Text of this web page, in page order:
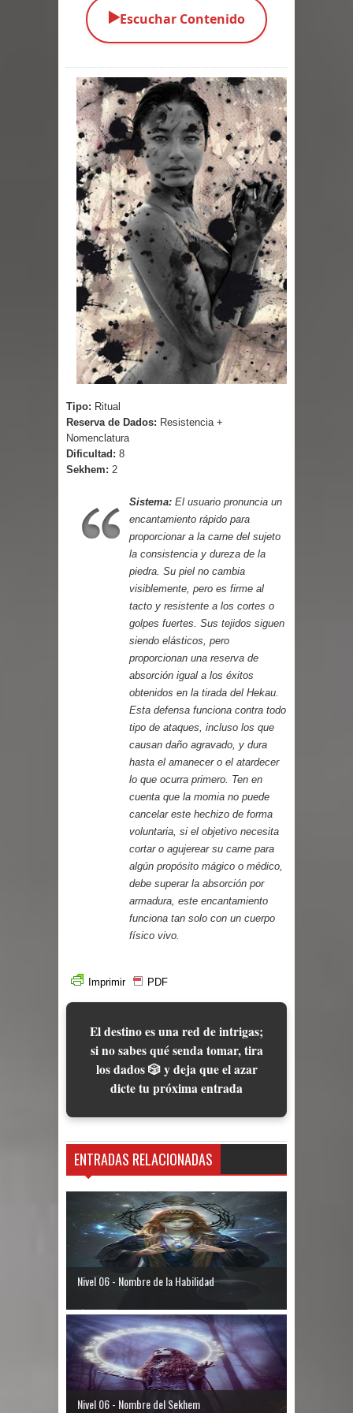
Parte 05: Los Horrores del Infierno
Parte 03: La Traición
Parte 02: Vuelve el Hijo Prodigo
Parte 01: El Comienzo
Parte 01: El Enemigo Interior
Exaltados y Muertos Vivientes
Los Muertos se Levantan (Relato)
Los Monstruos más Buscados
Parte 09: Los Muertos Cuentan
Cuentos
▶️Escuchar Contenido
Tipo: Ritual
Reserva de Dados: Resistencia +
Nomenclatura
Dificultad: 8
Sekhem: 2
Sistema: El usuario pronuncia un
encantamiento rápido para
proporcionar a la carne del sujeto
la consistencia y dureza de la
piedra. Su piel no cambia
visiblemente, pero es firme al
tacto y resistente a los cortes o
golpes fuertes. Sus tejidos siguen
siendo elásticos, pero
proporcionan una reserva de
absorción igual a los éxitos
obtenidos en la tirada del Hekau.
Esta defensa funciona contra todo
tipo de ataques, incluso los que
causan daño agravado, y dura
hasta el amanecer o el atardecer
lo que ocurra primero. Ten en
cuenta que la momia no puede
cancelar este hechizo de forma
voluntaria, si el objetivo necesita
cortar o agujerear su carne para
algún propósito mágico o médico,
debe superar la absorción por
armadura, este encantamiento
funciona tan solo con un cuerpo
físico vivo.
Imprimir PDF
El destino es una red de intrigas;
si no sabes qué senda tomar, tira
los dados 🎲 y deja que el azar
dicte tu próxima entrada
ENTRADAS RELACIONADAS
Nivel 06 - Nombre de la Habilidad
Nivel 06 - Nombre del Sekhem